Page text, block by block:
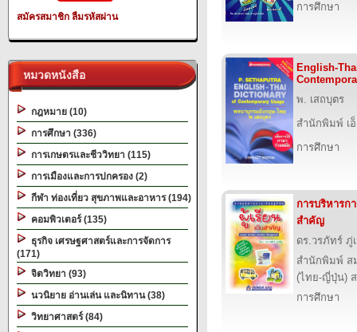
สมัครสมาชิก ลืมรหัสผ่าน
หมวดหนังสือ
กฎหมาย (10)
การศึกษา (336)
การเกษตรและชีววิทยา (115)
การเมืองและการปกครอง (2)
กีฬา ท่องเที่ยว สุขภาพและอาหาร (194)
คอมพิวเตอร์ (135)
ธุรกิจ เศรษฐศาสตร์และการจัดการ
(171)
จิตวิทยา (93)
นวนิยาย อ่านเล่น และนิทาน (38)
วิทยาศาสตร์ (84)
การศึกษา
English-
พ. เสถบุตร
สำนักพิมพ์ เอ็
การศึกษา
การบริหารก
สำคัญ
ดร.วรภัทร์ ภู่
สำนักพิมพ์ ส
(ไทย-ญี่ปุ่น)
การศึกษา